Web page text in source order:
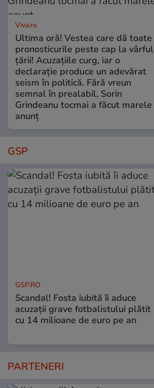
Viva.ro
Ultima oră! Vestea care dă toate
pronosticurile peste cap la vârful
țării! Acuzațiile curg, iar o
declarație produce un adevărat
seism în politică. Fără vreun
semnal în prealabil, Sorin
Grindeanu tocmai a făcut marele
anunț
GSP
GSP.RO
Scandal! Fosta iubită îi aduce
acuzații grave fotbalistului plătit
cu 14 milioane de euro pe an
PARTENERI